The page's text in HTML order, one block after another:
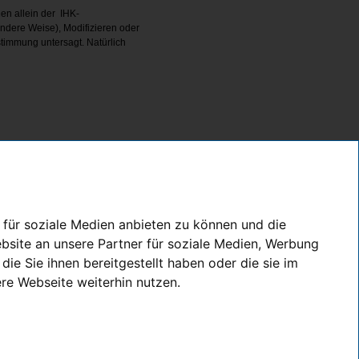
soziale Medien anbieten zu können und die
an unsere Partner für soziale Medien, Werbung
Sie ihnen bereitgestellt haben oder die sie im
Webseite weiterhin nutzen.
allein der IHK-
Weise), Modifizieren oder
untersagt. Natürlich